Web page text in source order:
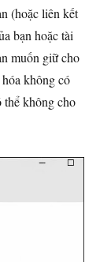
(hoặc liên kết
bạn hoặc tài
muốn giữ cho
không có
thể không cho